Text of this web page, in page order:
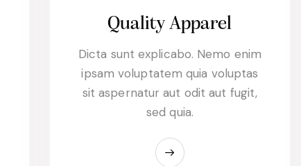
Quality Apparel
Dicta sunt explicabo. Nemo enim
ipsam voluptatem quia voluptas
sit aspernatur aut odit aut fugit,
sed quia.